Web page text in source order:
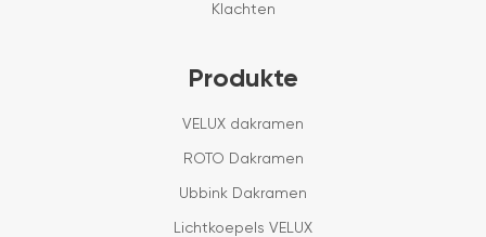
Klachten
Produkte
VELUX dakramen
ROTO Dakramen
Ubbink Dakramen
Lichtkoepels VELUX